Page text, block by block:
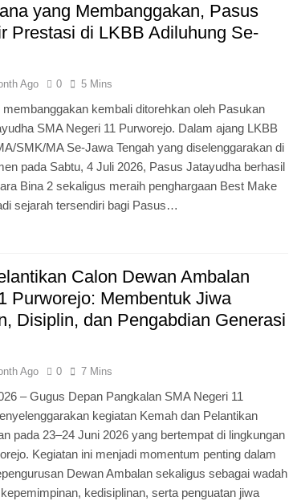
yang Membanggakan, Pasus
Prestasi di LKBB Adiluhung Se-
Ago 0 5 Mins
kembali ditorehkan oleh Pasukan
SMA Negeri 11 Purworejo. Dalam ajang LKBB
SMK/MA Se-Jawa Tengah yang diselenggarakan di
pada Sabtu, 4 Juli 2026, Pasus Jatayudha berhasil
Bina 2 sekaligus meraih penghargaan Best Make
sejarah tersendiri bagi Pasus…
Calon Dewan Ambalan
Purworejo: Membentuk Jiwa
Disiplin, dan Pengabdian Generasi
Ago 0 7 Mins
– Gugus Depan Pangkalan SMA Negeri 11
kegiatan Kemah dan Pelantikan
pada 23–24 Juni 2026 yang bertempat di lingkungan
Kegiatan ini menjadi momentum penting dalam
Dewan Ambalan sekaligus sebagai wadah
kedisiplinan, serta penguatan jiwa